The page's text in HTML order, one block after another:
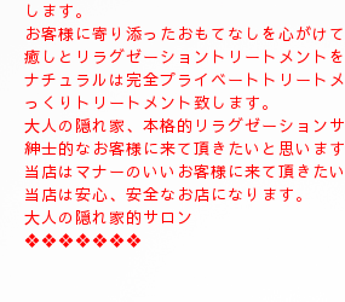
❖❖❖❖❖❖❖❖❖❖❖❖❖❖
🍀お店のコンセプト🍀
当店は純粋で健全なリラクゼーションサ
もてなしを一番に大切にしています。
お客様には質の高いトリートメント丁寧
を致します。
くつろげる空間の中で上質なトリートメ
スして頂き、ワンランク上のおもてなし
丁寧なトリートメントで癒やします。